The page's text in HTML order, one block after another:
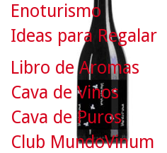
Enoturismo
Ideas para Regalar
Libro de Aromas
Cava de Vinos
Cava de Puros
Club MundoVinum